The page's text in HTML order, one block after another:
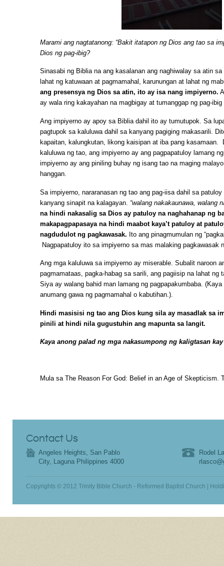
Marami ang nagtatanong: “Bakit itatapon ng Dios ang tao sa
Dios ng pag-ibig?
Sinasabi ng Biblia na ang kasalanan ang naghiwalay sa atin
lahat ng katuwaan at pagmamahal, karunungan at lahat ng
ang presensya ng Dios sa atin, ito ay isa nang impiyerno.
ay wala ring kakayahan na magbigay at tumanggap ng pag-
Ang impiyerno ay apoy sa Biblia dahil ito ay tumutupok. Sa
pagtupok sa kaluluwa dahil sa kanyang pagiging makasarili.
kapaitan, kalungkutan, likong kaisipan at iba pang kasamaan.
kaluluwa ng tao, ang impiyerno ay ang pagpapatuloy lamang
impiyerno ay ang piniling buhay ng isang tao na maging
hanggan.
Sa impiyerno, nararanasan ng tao ang pag-iisa dahil sa
kanyang sinapit na kalagayan. “walang nakakaunawa, walang
na hindi nakasalig sa Dios ay patuloy na naghahanap ng
makapagpapasaya na hindi maabot kaya’t patuloy at
nagdudulot ng pagkawasak. Ito ang pinagmumulan ng
Nagpapatuloy ito sa impiyerno sa mas malaking pagkawasak
Ang mga kaluluwa sa impiyerno ay miserable. Subalit naroon
pagmamataas, pagka-habag sa sarili, ang pagiisip na lahat ng
Siya ay walang bahid man lamang ng pagpapakumbaba.
anumang gawa ng pagmamahal o kabutihan.).
Hindi masisisi ng tao ang Dios kung sila ay masadlak sa
pinili at hindi nila gugustuhin ang mapunta sa langit.
Kaya anong palad ng mga nakasumpong ng kaligtasan
Mula sa The Reason For God: Belief in an Age of Skepticism.
Contact Us
Angeles Heights, San Pablo
City, Laguna Philippines 4000
Rodel
Copyrights © 2012 Trinity Bible Church - Reformed Baptist Church |